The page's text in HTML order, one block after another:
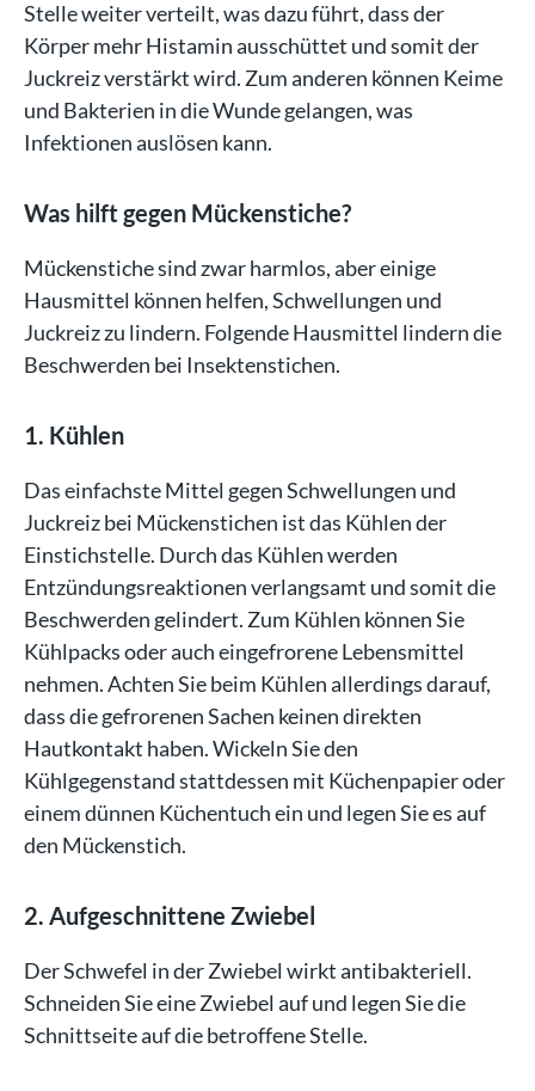
Stelle weiter verteilt, was dazu führt, dass der
Körper mehr Histamin ausschüttet und somit der
Juckreiz verstärkt wird. Zum anderen können Keime
und Bakterien in die Wunde gelangen, was
Infektionen auslösen kann.
Was hilft gegen Mückenstiche?
Mückenstiche sind zwar harmlos, aber einige
Hausmittel können helfen, Schwellungen und
Juckreiz zu lindern. Folgende Hausmittel lindern die
Beschwerden bei Insektenstichen.
1. Kühlen
Das einfachste Mittel gegen Schwellungen und
Juckreiz bei Mückenstichen ist das Kühlen der
Einstichstelle. Durch das Kühlen werden
Entzündungsreaktionen verlangsamt und somit die
Beschwerden gelindert. Zum Kühlen können Sie
Kühlpacks oder auch eingefrorene Lebensmittel
nehmen. Achten Sie beim Kühlen allerdings darauf,
dass die gefrorenen Sachen keinen direkten
Hautkontakt haben. Wickeln Sie den
Kühlgegenstand stattdessen mit Küchenpapier oder
einem dünnen Küchentuch ein und legen Sie es auf
den Mückenstich.
2. Aufgeschnittene Zwiebel
Der Schwefel in der Zwiebel wirkt antibakteriell.
Schneiden Sie eine Zwiebel auf und legen Sie die
Schnittseite auf die betroffene Stelle.